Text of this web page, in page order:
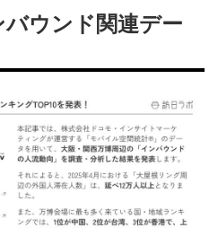
ウンド関連デー